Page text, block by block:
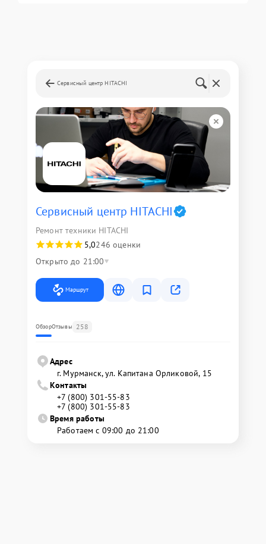
Сервисный центр HITACHI
Сервисный центр HITACHI
Ремонт техники HITACHI
5,0246 оценки
Открыто до 21:00
Маршрут
ОбзорОтзывы 258
Адрес
г. Мурманск, ул. Капитана Орликовой, 15
Контакты
+7 (800) 301-55-83
+7 (800) 301-55-83
Время работы
Работаем с 09:00 до 21:00